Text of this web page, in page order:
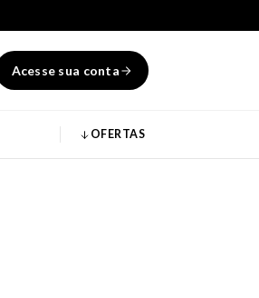
Acesse sua conta
OFERTAS